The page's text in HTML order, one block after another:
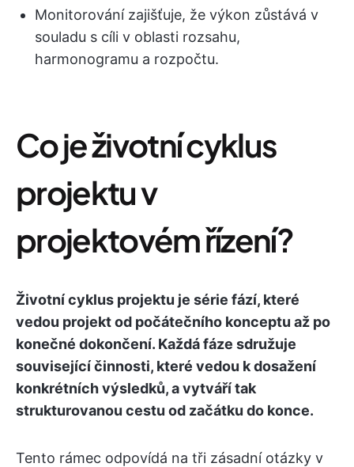
Monitorování zajišťuje, že výkon zůstává v
souladu s cíli v oblasti rozsahu,
harmonogramu a rozpočtu.
Co je životní cyklus
projektu v
projektovém řízení?
Životní cyklus projektu je série fází, které
vedou projekt od počátečního konceptu až po
konečné dokončení. Každá fáze sdružuje
související činnosti, které vedou k dosažení
konkrétních výsledků, a vytváří tak
strukturovanou cestu od začátku do konce.
Tento rámec odpovídá na tři zásadní otázky v